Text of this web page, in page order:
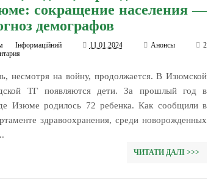
сокращение населения —
демографов
Інформаційний 11.01.2024 Анонсы
2
несмотря на войну, продолжается. В Изюмской
ТГ появляются дети. За прошлый год в
Изюме родилось 72 ребенка. Как сообщили в
здравоохранения, среди новорожденных
ЧИТАТИ ДАЛІ >>>